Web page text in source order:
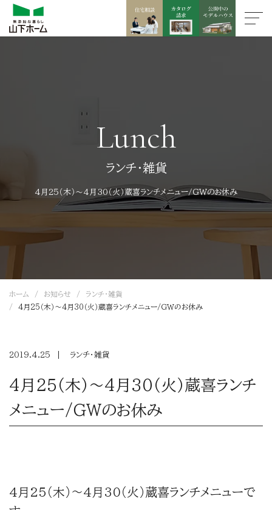
Lunch
ランチ・雑貨
4月25（木）～4月30（火）蔵喜ランチメニュー/ＧＷのお休み
ホーム お知らせ
ランチ・雑貨
4月25（木）～4月30（火）蔵喜ランチメニュー/ＧＷのお休み
2019.4.25 ランチ・雑貨
4月25（木）～4月30（火）蔵喜ランチ
メニュー/ＧＷのお休み
4月25（木）～4月30（火）蔵喜ランチメニューで